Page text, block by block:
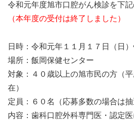
令和元年度旭市口腔がん検診を下記
（本年度の受付は終了しました）
日時：令和元年１１月１７日（日
場所：飯岡保健センター
対象：４０歳以上の旭市民の方（
在）
定員：６０名（応募多数の場合は抽
内容：歯科口腔外科専門医・認定